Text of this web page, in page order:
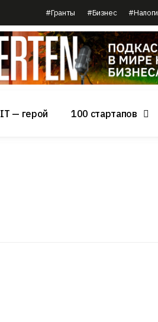
#Гранты #Бизнес #Налоги
IT — герой 100 стартапов